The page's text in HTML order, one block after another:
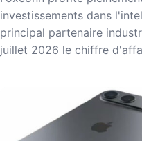
investissements dans
principal partenaire
juillet 2026 le chiffre